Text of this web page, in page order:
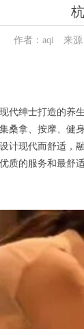
作者：aqi 来
绅士打造的养生
桑拿、按摩、健
计现代而舒适，
质的服务和最舒